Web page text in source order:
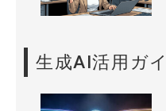
生成AI活用ガ